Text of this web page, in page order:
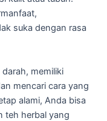
suka dengan rasa
memiliki
mencari cara yang
alami, Anda bisa
teh herbal yang